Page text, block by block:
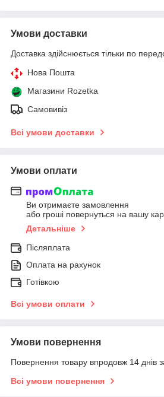
Умови доставки
Доставка здійснюється тільки по
Нова Пошта
Магазини Rozetka
Самовивіз
Всі умови доставки
Умови оплати
Ви отримаєте замовлення
або гроші повернуться на вашу
Детальніше
Післяплата
Оплата на рахунок
Готівкою
Всі умови оплати
Умови повернення
Повернення товару впродовж 14 днів
Всі умови повернення